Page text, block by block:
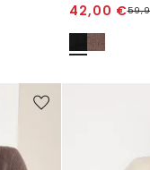
42,00 €